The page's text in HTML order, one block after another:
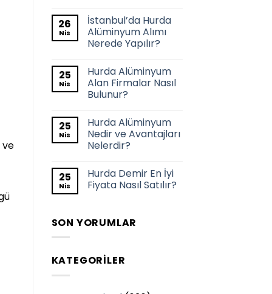
ve
26
Nis
İstanbul’da Hurda
Alüminyum Alımı
Nerede Yapılır?
25
Nis
Hurda Alüminyum
Alan Firmalar Nasıl
Bulunur?
25
Nis
Hurda Alüminyum
Nedir ve Avantajları
Nelerdir?
25
Nis
Hurda Demir En İyi
Fiyata Nasıl Satılır?
SON YORUMLAR
KATEGORILER